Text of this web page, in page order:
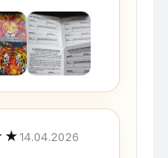
14.04.2026